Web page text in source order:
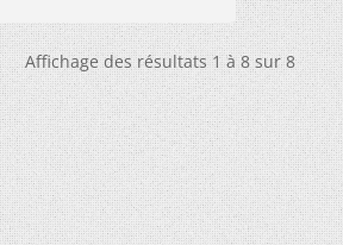
Affichage des résultats 1 à 8 sur 8